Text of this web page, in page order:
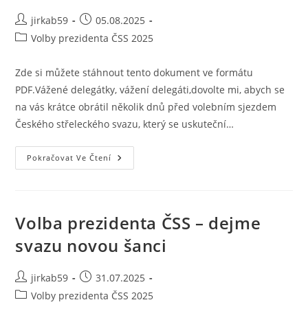
jirkab59
05.08.2025
Volby prezidenta ČSS 2025
Zde si můžete stáhnout tento dokument ve formátu
PDF.Vážené delegátky, vážení delegáti,dovolte mi, abych se
na vás krátce obrátil několik dnů před volebním sjezdem
Českého střeleckého svazu, který se uskuteční…
Pokračovat Ve Čtení
Volba prezidenta ČSS – dejme
svazu novou šanci
jirkab59
31.07.2025
Volby prezidenta ČSS 2025